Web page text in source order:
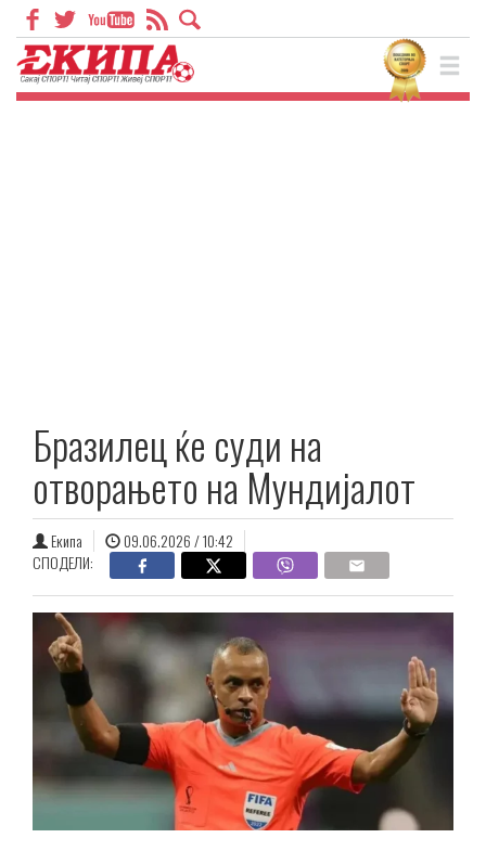
Бразилец ќе суди на
отворањето на Мундијалот
Екипа
09.06.2026 / 10:42
СПОДЕЛИ: